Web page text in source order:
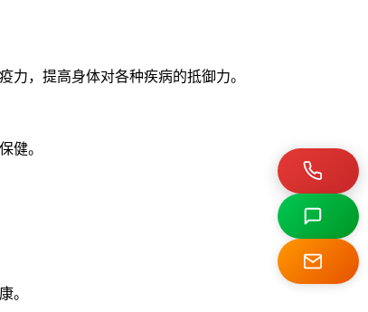
，提高身体对各种疾病的抵御力。
健。
。